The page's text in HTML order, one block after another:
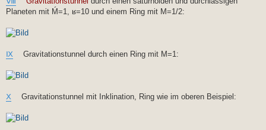
Planeten mit Ḿ=1, ʁ=10 und einem Ring mit M=1/2:
Ⅸ Gravitationstunnel durch einen Ring mit M=1:
Ⅹ Gravitationstunnel mit Inklination, Ring wie im oberen Beispiel: